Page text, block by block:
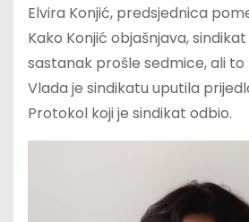
Elvira Konjić, predsjednica
Kako Konjić objašnjava,
sastanak prošle sedmice, ali
Vlada je sindikatu uputila
Protokol koji je sindikat odbio.